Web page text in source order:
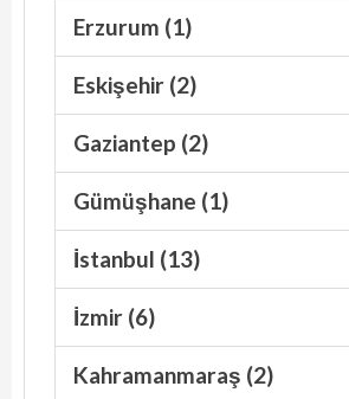
Erzurum (1)
Eskişehir (2)
Gaziantep (2)
Gümüşhane (1)
İstanbul (13)
İzmir (6)
Kahramanmaraş (2)